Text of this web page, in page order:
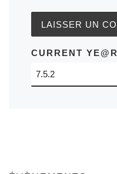
CURRENT YE@R